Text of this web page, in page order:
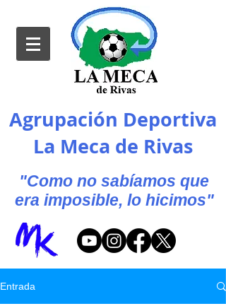
Agrupación Deportiva
La Meca de Rivas
"Como no sabíamos que
era imposible, lo hicimos"
Entrada